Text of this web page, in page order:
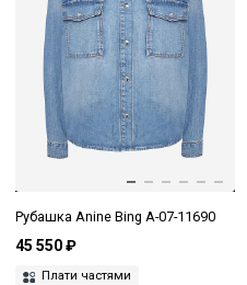
Рубашка Anine Bing A-07-11690
45 550 ₽
Плати частями